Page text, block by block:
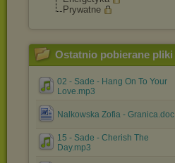
Prywatne
Ostatnio pobierane pliki
02 - Sade - Hang On To Your
Love.mp3
Nalkowska Zofia - Granica.doc
15 - Sade - Cherish The
Day.mp3